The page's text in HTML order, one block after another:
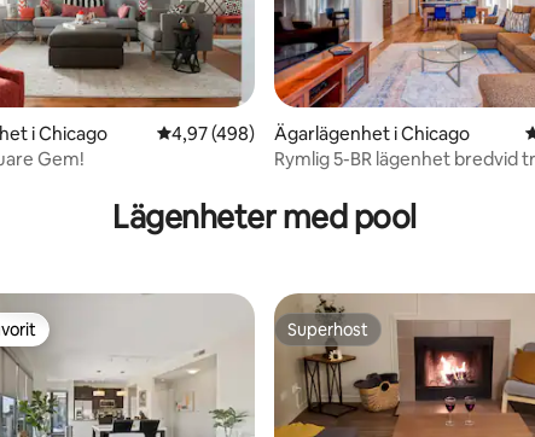
143 omdömen
i Chicago 4,97 av 5 i genomsnittligt betyg, 498
4,97 (498)
Gem!
Ägarlägenhet i Chicago
Rymlig 5-BR lägenhet bredvid
Lägenheter med pool
Superhost
Superhost